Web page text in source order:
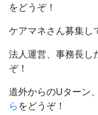
をどうぞ！
ケアマネさん募集
法人運営、事務長
ぞ！
道外からのUターン
ら をどうぞ！